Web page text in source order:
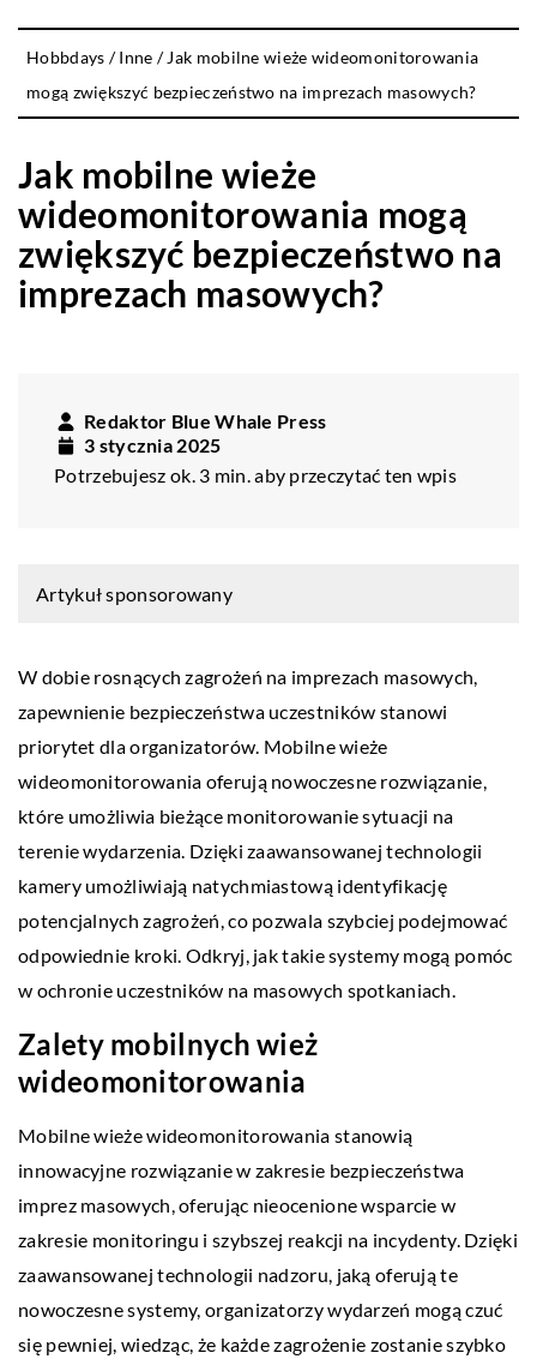
Hobbdays /Inne / Jak mobilne wieże wideomonitorowania
mogą zwiększyć bezpieczeństwo na imprezach masowych?
Jak mobilne wieże
wideomonitorowania mogą
zwiększyć bezpieczeństwo na
imprezach masowych?
Redaktor Blue Whale Press
3 stycznia 2025
Potrzebujesz ok. 3 min. aby przeczytać ten wpis
Artykuł sponsorowany
W dobie rosnących zagrożeń na imprezach masowych,
zapewnienie bezpieczeństwa uczestników stanowi
priorytet dla organizatorów. Mobilne wieże
wideomonitorowania oferują nowoczesne rozwiązanie,
które umożliwia bieżące monitorowanie sytuacji na
terenie wydarzenia. Dzięki zaawansowanej technologii
kamery umożliwiają natychmiastową identyfikację
potencjalnych zagrożeń, co pozwala szybciej podejmować
odpowiednie kroki. Odkryj, jak takie systemy mogą pomóc
w ochronie uczestników na masowych spotkaniach.
Zalety mobilnych wież
wideomonitorowania
Mobilne wieże wideomonitorowania stanowią
innowacyjne rozwiązanie w zakresie bezpieczeństwa
imprez masowych, oferując nieocenione wsparcie w
zakresie monitoringu i szybszej reakcji na incydenty. Dzięki
zaawansowanej technologii nadzoru, jaką oferują te
nowoczesne systemy, organizatorzy wydarzeń mogą czuć
się pewniej, wiedząc, że każde zagrożenie zostanie szybko